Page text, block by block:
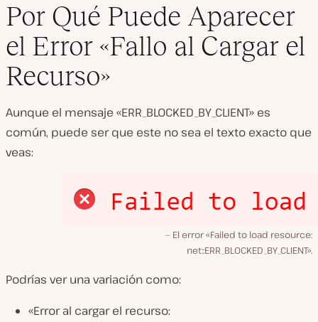
Por Qué Puede Aparecer
el Error «Fallo al Cargar el
Recurso»
Aunque el mensaje «ERR_BLOCKED_BY_CLIENT» es
común, puede ser que este no sea el texto exacto que
veas:
El error «Failed to load resource:
net::ERR_BLOCKED_BY_CLIENT».
Podrías ver una variación como:
«Error al cargar el recurso: